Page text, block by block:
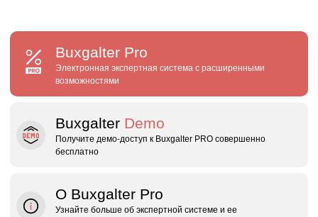
Buxgalter Pro
Электронная экспертная система с расширенными
возможностями
Buxgalter Demo
Получите демо‑доступ к Buxgalter PRO совершенно
бесплатно
О Buxgalter Pro
Узнайте больше об экспертной системе и ее